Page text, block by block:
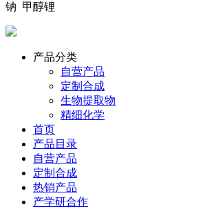
钠 甲醇锂
产品分类
自营产品
定制合成
生物提取物
精细化学
首页
产品目录
自营产品
定制合成
热销产品
产学研合作